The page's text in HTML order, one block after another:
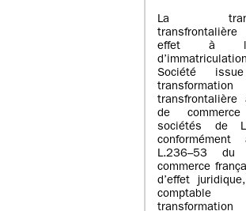
La
effet à
Société
transformation
transfrontalière
de
sociétés de
L.236–53 du
commerce
d’effet
transformation